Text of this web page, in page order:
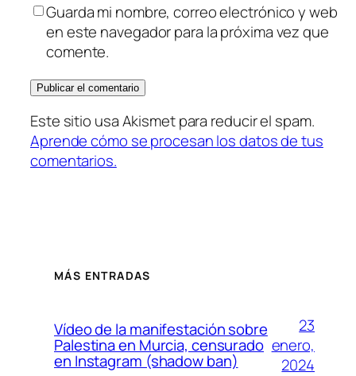
Guarda mi nombre, correo electrónico y web
en este navegador para la próxima vez que
comente.
Este sitio usa Akismet para reducir el spam.
Aprende cómo se procesan los datos de tus
comentarios.
MÁS ENTRADAS
Vídeo de la manifestación sobre
Palestina en Murcia, censurado
en Instagram (shadow ban)
23
enero,
2024